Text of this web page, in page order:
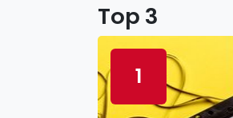
Top 3
1